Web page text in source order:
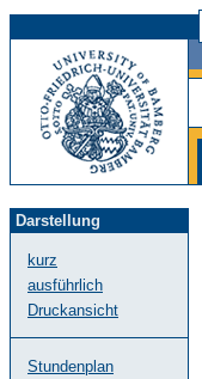
Darstellung
kurz
ausführlich
Druckansicht
Stundenplan